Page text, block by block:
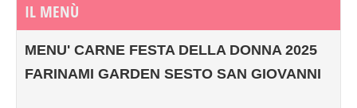
IL MENÙ
MENU' CARNE FESTA DELLA DONNA 2025
FARINAMI GARDEN SESTO SAN GIOVANNI